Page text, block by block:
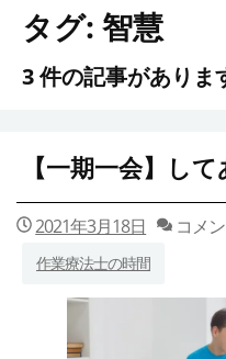
タグ: 智慧
3 件の記事がありま
【一期一会】し
2021年3月18日 コメ
作業療法士の時間